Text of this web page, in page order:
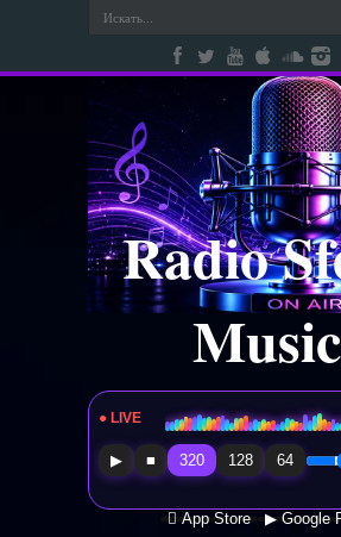
Radio
Music
● LIVE
▶ ■ 320 128 64
 App Store ▶ Google